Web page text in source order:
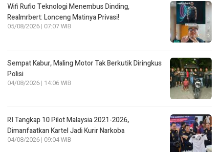
Wifi Rufio Teknologi Menembus Dinding,
Realmrbert: Lonceng Matinya Privasi!
05/08/2026 | 07:07 WIB
Sempat Kabur, Maling Motor Tak Berkutik Diringkus
Polisi
04/08/2026 | 14:06 WIB
RI Tangkap 10 Pilot Malaysia 2021-2026,
Dimanfaatkan Kartel Jadi Kurir Narkoba
04/08/2026 | 09:04 WIB